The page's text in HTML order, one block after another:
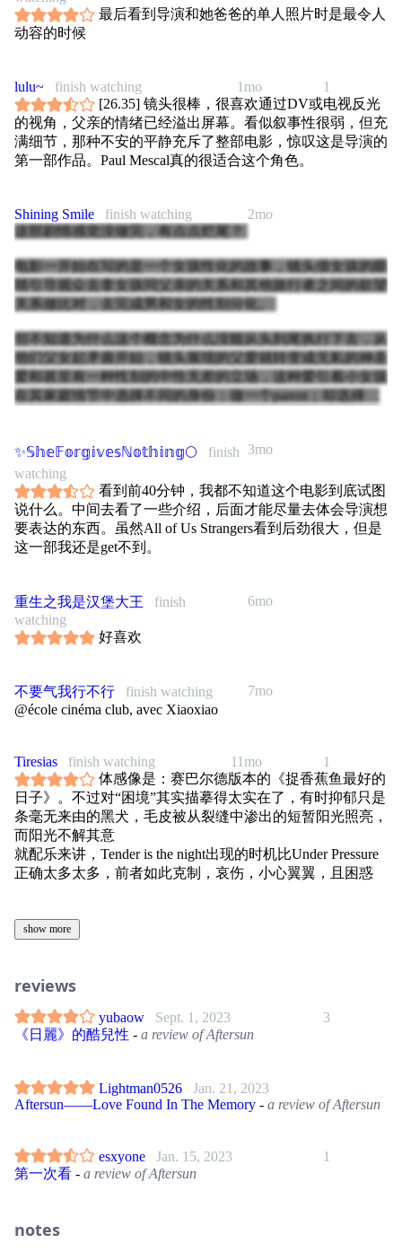
最后看到导演和她爸爸的单人照片时是最令人
动容的时候
1mo 1
lulu~
finish watching
[26.35] 镜头很棒，很喜欢通过DV或电视反光
的视角，父亲的情绪已经溢出屏幕。看似叙事性很弱，但充
满细节，那种不安的平静充斥了整部电影，惊叹这是导演的
第一部作品。Paul Mescal真的很适合这个角色。
2mo
Shining Smile
finish watching
这部剧情感觉没做完，有点点烂尾？
电影一开始在写的是一个女孩性化的故事，镜头借女孩的眼
睛引导观众去拿女孩同父亲的关系和其他旅行者之间的欲望
关系做比对，去完成男和女的性别分化。
但不知道为什么这个概念为什么没能从头到尾执行下去，从
他们父女起矛盾开始，镜头展现的父爱就转变成无私的神圣
爱和甚至有一种性别的中性无差的立场，这种爱引着小女孩
在其家庭情节中选择不同的身份：做一个parent；却选择非
很不明朗。
因为他们父女闹矛盾的起因是一个最为俗套的「传统父权vs
资本主义」──父亲以其父权依其心意不让女儿演出但只能
给出蹩脚的理由，女儿以没钱戳破这个理由，戳破父亲的自
尊心。And what …？这个理由足够充分完成一次打破父亲
女孩后面组建的新家庭绝对是需要更多情节去铺的，导演放
弃这个叙事转而去以镜头上的技巧替代，在我看来是有点投
好在我看的那场cinity厅视觉效果确实很棒，我倒完全可以
接受orz
3mo
✨𝕊𝕙𝕖𝔽𝕠𝕣𝕘𝕚𝕧𝕖𝕤ℕ𝕠𝕥𝕙𝕚𝕟𝕘🌕
finish
watching
看到前40分钟，我都不知道这个电影到底试图
说什么。中间去看了一些介绍，后面才能尽量去体会导演想
要表达的东西。虽然All of Us Strangers看到后劲很大，但是
这一部我还是get不到。
6mo
重生之我是汉堡大王
finish
watching
好喜欢
7mo
不要气我行不行
finish watching
@école cinéma club, avec Xiaoxiao
11mo 1
Tiresias
finish watching
体感像是：赛巴尔德版本的《捉香蕉鱼最好的
日子》。不过对“困境”其实描摹得太实在了，有时抑郁只是
条毫无来由的黑犬，毛皮被从裂缝中渗出的短暂阳光照亮，
而阳光不解其意
就配乐来讲，Tender is the night出现的时机比Under Pressure
正确太多太多，前者如此克制，哀伤，小心翼翼，且困惑
show more
reviews
3
yubaow
Sept. 1, 2023
《日麗》的酷兒性 - a review of Aftersun
Lightman0526
Jan. 21, 2023
Aftersun——Love Found In The Memory - a review of Aftersun
1
esxyone
Jan. 15, 2023
第一次看 - a review of Aftersun
notes